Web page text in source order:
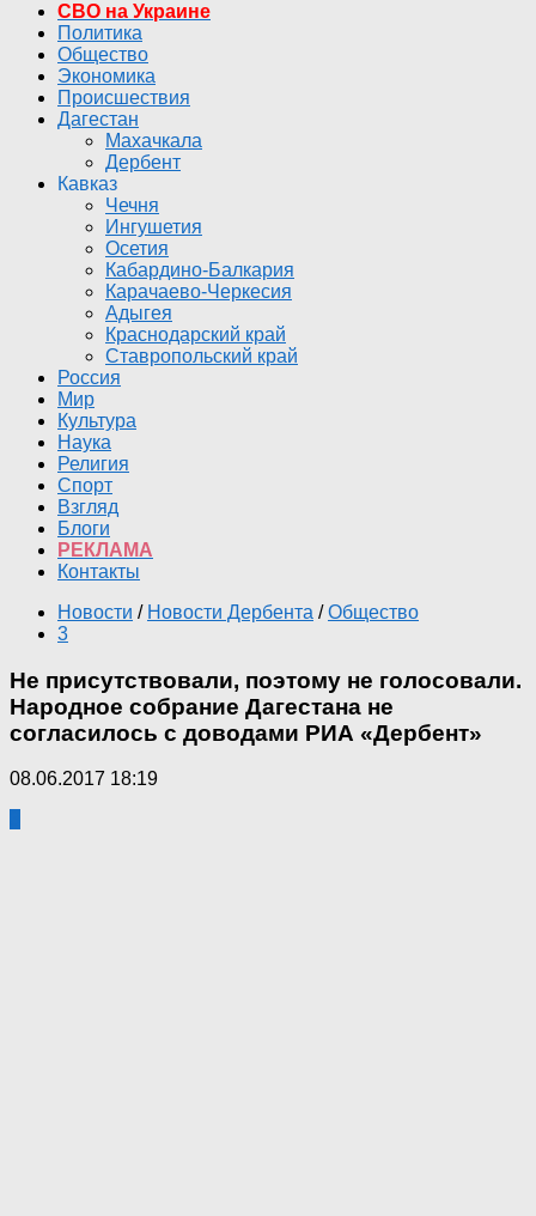
СВО на Украине
Политика
Общество
Экономика
Происшествия
Дагестан
Махачкала
Дербент
Кавказ
Чечня
Ингушетия
Осетия
Кабардино-Балкария
Карачаево-Черкесия
Адыгея
Краснодарский край
Ставропольский край
Россия
Мир
Культура
Наука
Религия
Спорт
Взгляд
Блоги
РЕКЛАМА
Контакты
Новости / Новости Дербента / Общество
3
Не присутствовали, поэтому не голосовали.
Народное собрание Дагестана не
согласилось с доводами РИА «Дербент»
08.06.2017 18:19